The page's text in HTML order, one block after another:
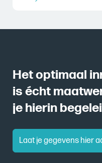
Het optimaal
is écht
je hierin
Laat je gegevens hier